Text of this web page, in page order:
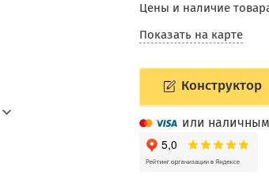
Цены и наличие
Показать на карте
Конструктор
или